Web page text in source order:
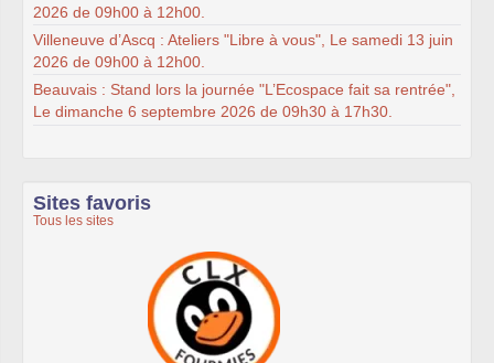
2026 de 09h00 à 12h00.
Villeneuve d’Ascq : Ateliers "Libre à vous", Le samedi 13 juin
2026 de 09h00 à 12h00.
Beauvais : Stand lors la journée "L’Ecospace fait sa rentrée",
Le dimanche 6 septembre 2026 de 09h30 à 17h30.
Sites favoris
Tous les sites